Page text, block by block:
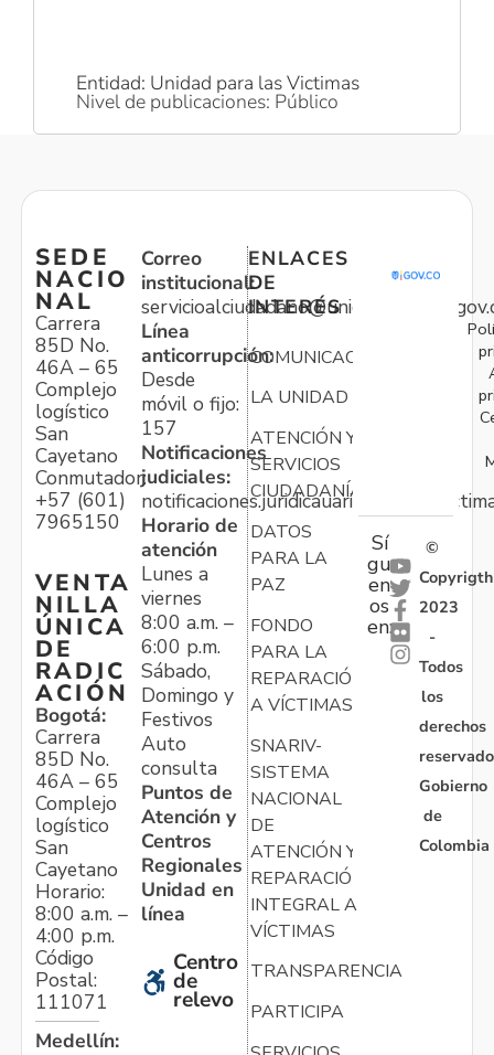
Entidad: Unidad para las Victimas
Nivel de publicaciones: Público
SEDE
NACIO
NAL
Carrera
85D No.
46A – 65
Complejo
logístico
San
Cayetano
Conmutador:
+57 (601)
7965150
VENTA
NILLA
ÚNICA
DE
RADIC
ACIÓN
Bogotá:
Carrera
85D No.
46A – 65
Complejo
logístico
San
Cayetano
Horario:
8:00 a.m. –
4:00 p.m.
Código
Postal:
111071
Medellín:
Correo
institucional:
Línea
anticorrupción:
Desde
móvil o fijo:
157
Notificaciones
judiciales:
Horario de
atención
Lunes a
viernes
8:00 a.m. –
6:00 p.m.
Sábado,
Domingo y
Festivos
Auto
consulta
Puntos de
Atención y
Centros
Regionales
Unidad en
línea
Centro
de
relevo
ENLACES
DE
INTERÉS
COMUNICACIONES
LA UNIDAD
ATENCIÓN Y
SERVICIOS
CIUDADANÍA
DATOS
PARA LA
PAZ
FONDO
PARA LA
REPARACIÓN
A VÍCTIMAS
SNARIV-
SISTEMA
NACIONAL
DE
ATENCIÓN Y
REPARACIÓN
INTEGRAL A
VÍCTIMAS
TRANSPARENCIA
PARTICIPA
Sí
gu
en
os
en:
©
Copyrigth
2023
-
Todos
los
derechos
Gobierno
de
Colombia